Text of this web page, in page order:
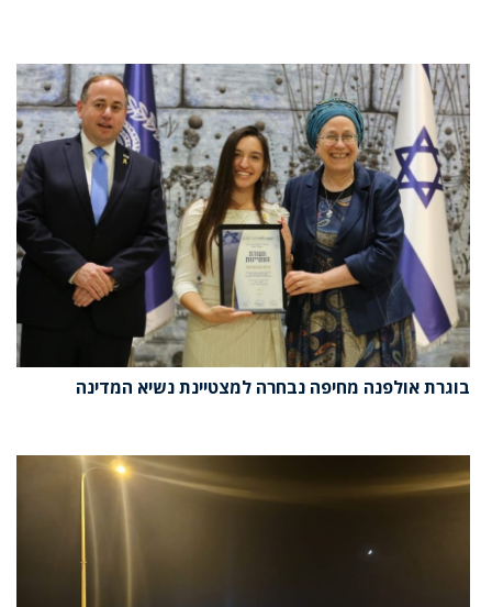
בוגרת אולפנה מחיפה נבחרה למצטיינת נשיא המדינה